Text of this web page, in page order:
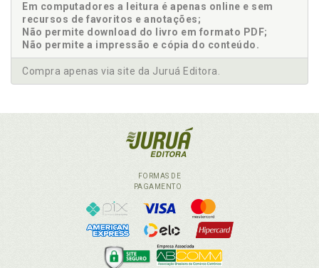
Em computadores a leitura é apenas online e sem
recursos de favoritos e anotações;
Não permite download do livro em formato PDF;
Não permite a impressão e cópia do conteúdo.
Compra apenas via site da Juruá Editora.
FORMAS DE
PAGAMENTO